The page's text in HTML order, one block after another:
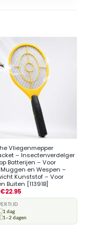
Vliegenmepper
– Insectenverdelger
Batterijen – Voor
en Wespen –
Kunststof – Voor
Buiten [11391B]
€22.95
1 dag
1–2 dagen